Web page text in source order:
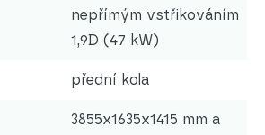
nepřímým vstřikováním
1,9D (47 kW)
přední kola
3855x1635x1415 mm a